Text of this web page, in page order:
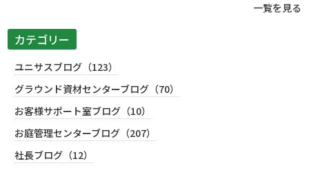
一覧を見る
カテゴリー
ユニサスブログ（123）
グラウンド資材センターブログ（70）
お客様サポート室ブログ（10）
お庭管理センターブログ（207）
社長ブログ（12）